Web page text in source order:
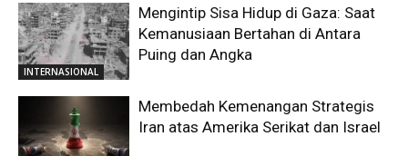
INTERNASIONAL
Mengintip Sisa Hidup di Gaza: Saat
Kemanusiaan Bertahan di Antara
Puing dan Angka
Membedah Kemenangan Strategis
Iran atas Amerika Serikat dan Israel